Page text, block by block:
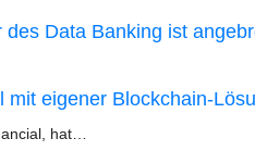
des Data Ban­king ist
mit eige­ner Block­chain-
hat…